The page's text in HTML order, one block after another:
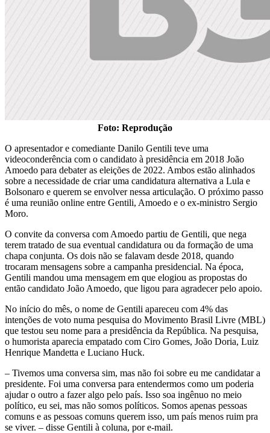
Foto: Reprodução
O apresentador e comediante Danilo Gentili teve uma
videoconderência com o candidato à presidência em 2018 João
Amoedo para debater as eleições de 2022. Ambos estão alinhados
sobre a necessidade de criar uma candidatura alternativa a Lula e
Bolsonaro e querem se envolver nessa articulação. O próximo passo
é uma reunião online entre Gentili, Amoedo e o ex-ministro Sergio
Moro.
O convite da conversa com Amoedo partiu de Gentili, que nega
terem tratado de sua eventual candidatura ou da formação de uma
chapa conjunta. Os dois não se falavam desde 2018, quando
trocaram mensagens sobre a campanha presidencial. Na época,
Gentili mandou uma mensagem em que elogiou as propostas do
então candidato João Amoedo, que ligou para agradecer pelo apoio.
No início do mês, o nome de Gentili apareceu com 4% das
intenções de voto numa pesquisa do Movimento Brasil Livre (MBL)
que testou seu nome para a presidência da República. Na pesquisa,
o humorista aparecia empatado com Ciro Gomes, João Doria, Luiz
Henrique Mandetta e Luciano Huck.
– Tivemos uma conversa sim, mas não foi sobre eu me candidatar a
presidente. Foi uma conversa para entendermos como um poderia
ajudar o outro a fazer algo pelo país. Isso soa ingênuo no meio
político, eu sei, mas não somos políticos. Somos apenas pessoas
comuns e as pessoas comuns querem isso, um país menos ruim pra
se viver. – disse Gentili à coluna, por e-mail.